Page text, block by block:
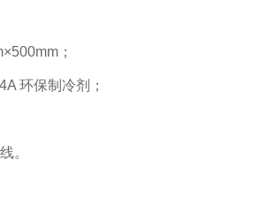
；
环保制冷剂；
。